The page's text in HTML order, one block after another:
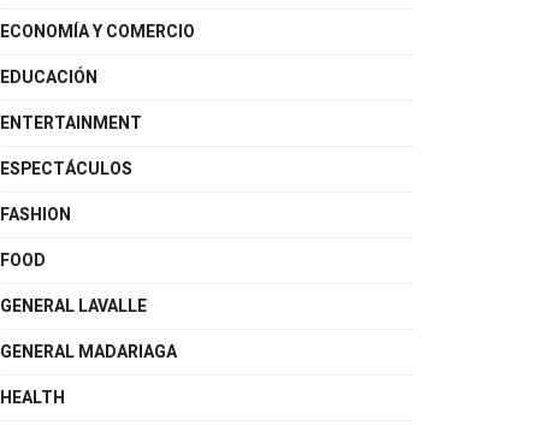
ECONOMÍA Y COMERCIO
EDUCACIÓN
ENTERTAINMENT
ESPECTÁCULOS
FASHION
FOOD
GENERAL LAVALLE
GENERAL MADARIAGA
HEALTH